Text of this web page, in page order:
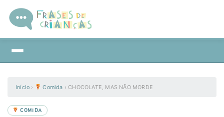
Início › Comida ›CHOCOLATE, MAS NÃO MORDE
COMIDA